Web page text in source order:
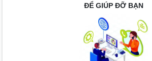
ĐỂ GIÚP ĐỠ BẠN